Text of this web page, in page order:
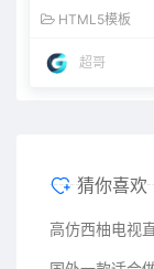
HTML5模板
超哥
猜你喜欢
高仿西柚电视